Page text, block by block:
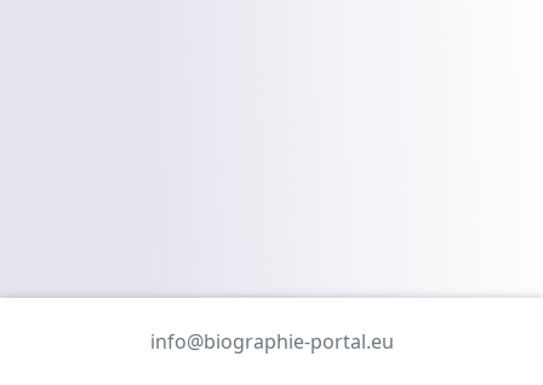
info@biographie-portal.eu